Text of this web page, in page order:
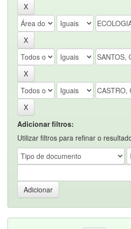
Adicionar filtros:
Utilizar filtros para refinar o